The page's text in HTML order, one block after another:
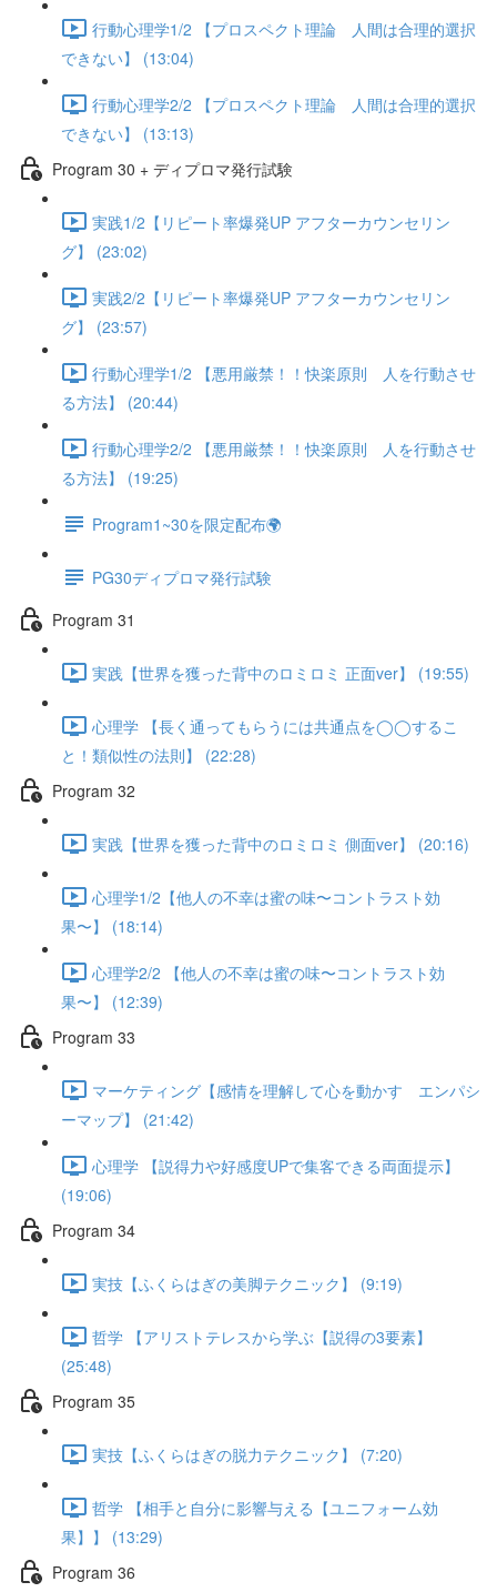
行動心理学1/2 【プロスペクト理論 人間は合理的選択
できない】 (13:04)
行動心理学2/2 【プロスペクト理論 人間は合理的選択
できない】 (13:13)
Program 30 + ディプロマ発行試験
実践1/2【リピート率爆発UP アフターカウンセリン
グ】 (23:02)
実践2/2【リピート率爆発UP アフターカウンセリン
グ】 (23:57)
行動心理学1/2 【悪用厳禁！！快楽原則 人を行動させ
る方法】 (20:44)
行動心理学2/2 【悪用厳禁！！快楽原則 人を行動させ
る方法】 (19:25)
Program1~30を限定配布🌍
PG30ディプロマ発行試験
Program 31
実践【世界を獲った背中のロミロミ 正面ver】 (19:55)
心理学 【長く通ってもらうには共通点を◯◯するこ
と！類似性の法則】 (22:28)
Program 32
実践【世界を獲った背中のロミロミ 側面ver】 (20:16)
心理学1/2【他人の不幸は蜜の味〜コントラスト効
果〜】 (18:14)
心理学2/2 【他人の不幸は蜜の味〜コントラスト効
果〜】 (12:39)
Program 33
マーケティング【感情を理解して心を動かす エンパシ
ーマップ】 (21:42)
心理学 【説得力や好感度UPで集客できる両面提示】
(19:06)
Program 34
実技【ふくらはぎの美脚テクニック】 (9:19)
哲学 【アリストテレスから学ぶ【説得の3要素】
(25:48)
Program 35
実技【ふくらはぎの脱力テクニック】 (7:20)
哲学 【相手と自分に影響与える【ユニフォーム効
果】】 (13:29)
Program 36